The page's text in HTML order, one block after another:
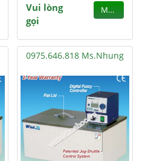
Vui lòng
gọi
MUA
0975.646.818 Ms.Nhung